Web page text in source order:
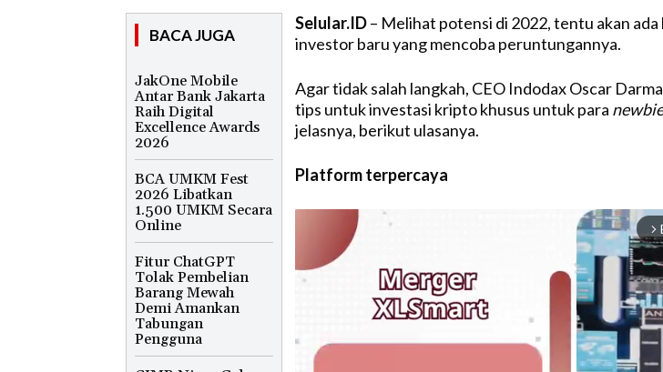
BACA JUGA
JakOne Mobile
Antar Bank Jakarta
Raih Digital
Excellence Awards
2026
BCA UMKM Fest
2026 Libatkan
1.500 UMKM Secara
Online
Fitur ChatGPT
Tolak Pembelian
Barang Mewah
Demi Amankan
Tabungan
Pengguna
Selular.ID– Melihat potensi di 2022, tentu akan ada
investor baru yang mencoba peruntungannya.
Agar tidak salah langkah, CEO Indodax Oscar
tips untuk investasi kripto khusus untuk para
jelasnya, berikut ulasanya.
Platform terpercaya
arrow_forward_ios